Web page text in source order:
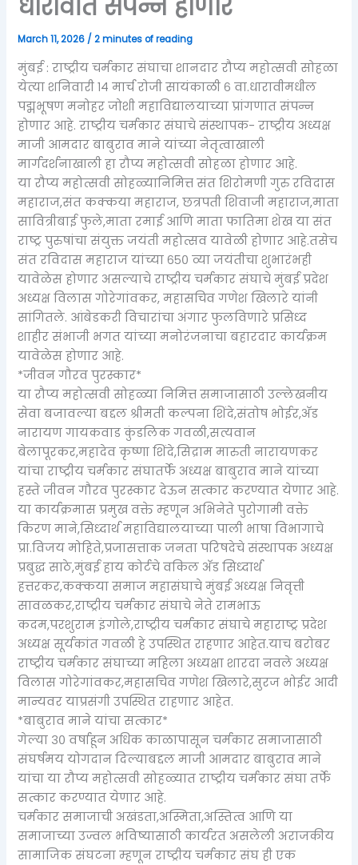
धारावीत संपन्न होणार
March 11, 2026 /2 minutes of reading
मुंबई : राष्ट्रीय चर्मकार संघाचा शानदार रौप्य महोत्सवी सोहळा
येत्या शनिवारी १४ मार्च रोजी सायंकाळी ६ वा.धारावीमधील
पद्मभूषण मनोहर जोशी महाविद्यालयाच्या प्रांगणात संपन्न
होणार आहे. राष्ट्रीय चर्मकार संघाचे संस्थापक- राष्ट्रीय अध्यक्ष
माजी आमदार बाबुराव माने यांच्या नेतृत्वाखाली
मार्गदर्शनाखाली हा रौप्य महोत्सवी सोहळा होणार आहे.
या रौप्य महोत्सवी सोहळ्यानिमित्त संत शिरोमणी गुरु रविदास
महाराज,संत कक्कया महाराज, छत्रपती शिवाजी महाराज,माता
सावित्रीबाई फुले,माता रमाई आणि माता फातिमा शेख या संत
राष्ट्र पुरुषांचा संयुक्त जयंती महोत्सव यावेळी होणार आहे.तसेच
संत रविदास महाराज यांच्या ६५० व्या जयंतीचा शुभारंभही
यावेळेस होणार असल्याचे राष्ट्रीय चर्मकार संघाचे मुंबई प्रदेश
अध्यक्ष विलास गोरेगांवकर, महासचिव गणेश खिलारे यांनी
सांगितले. आंबेडकरी विचारांचा अंगार फुलविणारे प्रसिध्द
शाहीर संभाजी भगत यांच्या मनोरंजनाचा बहारदार कार्यक्रम
यावेळेस होणार आहे.
*जीवन गौरव पुरस्कार*
या रौप्य महोत्सवी सोहळ्या निमित्त समाजासाठी उल्लेखनीय
सेवा बजावल्या बद्दल श्रीमती कल्पना शिंदे,संतोष भोईर,अ‍ॅड
नारायण गायकवाड कुंडलिक गवळी,सत्यवान
बेलापूरकर,महादेव कृष्णा शिंदे,सिद्राम मारुती नारायणकर
यांचा राष्ट्रीय चर्मकार संघातर्फे अध्यक्ष बाबुराव माने यांच्या
हस्ते जीवन गौरव पुरस्कार देऊन सत्कार करण्यात येणार आहे.
या कार्यक्रमास प्रमुख वक्ते म्हणून अभिनेते पुरोगामी वक्ते
किरण माने,सिध्दार्थ महाविद्यालयाच्या पाली भाषा विभागाचे
प्रा.विजय मोहिते,प्रजासत्ताक जनता परिषदेचे संस्थापक अध्यक्ष
प्रबुद्ध साठे,मुंबई हाय कोर्टचे वकिल अ‍ॅड सिध्दार्थ
हत्तरकर,कक्कया समाज महासंघाचे मुंबई अध्यक्ष निवृत्ती
सावळकर,राष्ट्रीय चर्मकार संघाचे नेते रामभाऊ
कदम,परशुराम इंगोले,राष्ट्रीय चर्मकार संघाचे महाराष्ट्र प्रदेश
अध्यक्ष सूर्यकांत गवळी हे उपस्थित राहणार आहेत.याच बरोबर
राष्ट्रीय चर्मकार संघाच्या महिला अध्यक्षा शारदा नवले अध्यक्ष
विलास गोरेगांवकर,महासचिव गणेश खिलारे,सुरज भोईर आदी
मान्यवर याप्रसंगी उपस्थित राहणार आहेत.
*बाबुराव माने यांचा सत्कार*
गेल्या ३० वर्षाहून अधिक काळापासून चर्मकार समाजासाठी
संघर्षमय योगदान दिल्याबद्दल माजी आमदार बाबुराव माने
यांचा या रौप्य महोत्सवी सोहळ्यात राष्ट्रीय चर्मकार संघा तर्फे
सत्कार करण्यात येणार आहे.
चर्मकार समाजाची अखंडता,अस्मिता,अस्तित्व आणि या
समाजाच्या उज्वल भविष्यासाठी कार्यरत असलेली अराजकीय
सामाजिक संघटना म्हणून राष्ट्रीय चर्मकार संघ ही एक